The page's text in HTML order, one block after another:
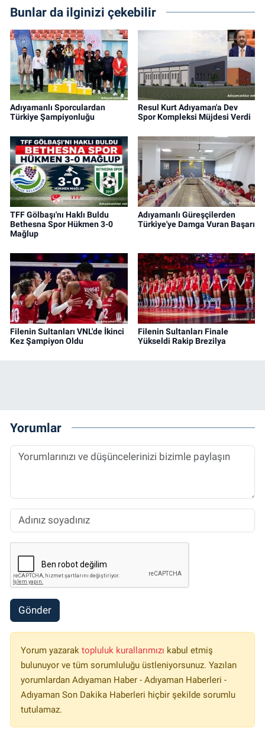
Bunlar da ilginizi çekebilir
Adıyamanlı Sporculardan
Türkiye Şampiyonluğu
Resul Kurt Adıyaman'a Dev
Spor Kompleksi Müjdesi Verdi
TFF Gölbaşı'nı Haklı Buldu
Bethesna Spor Hükmen 3-0
Mağlup
Adıyamanlı Güreşçilerden
Türkiye'ye Damga Vuran Başarı
Filenin Sultanları VNL'de İkinci
Kez Şampiyon Oldu
Filenin Sultanları Finale
Yükseldi Rakip Brezilya
Yorumlar
Gönder
Yorum yazarak topluluk kurallarımızı kabul etmiş
bulunuyor ve tüm sorumluluğu üstleniyorsunuz. Yazılan
yorumlardan Adıyaman Haber - Adıyaman Haberleri -
Adıyaman Son Dakika Haberleri hiçbir şekilde sorumlu
tutulamaz.